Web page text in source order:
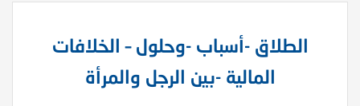
الطلاق -أسباب -وحلول – الخلافات
المالية -بين الرجل والمرأة